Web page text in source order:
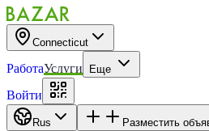
Connecticut
РаботаУслуги Еще
Войти
Rus Разместить